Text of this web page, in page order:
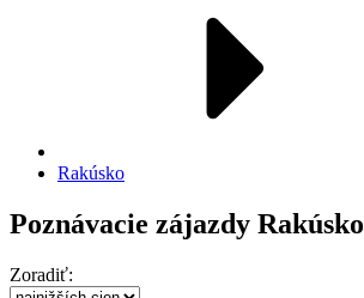
Rakúsko
Poznávacie zájazdy Rakúsko
Zoradiť: